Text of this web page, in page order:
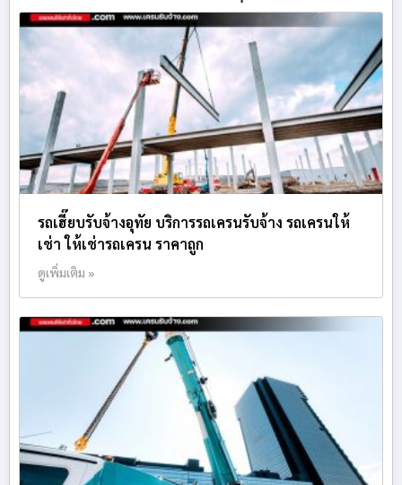
รถเฮี๊ยบรับจ้างอุทัย บริการรถเครนรับจ้าง รถเครนให้
เช่า ให้เช่ารถเครน ราคาถูก
ดูเพิ่มเติม »